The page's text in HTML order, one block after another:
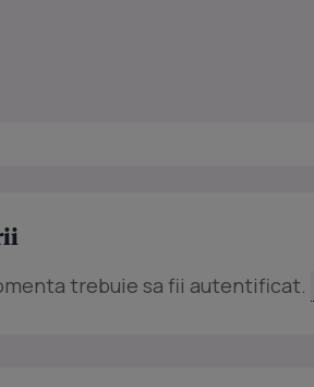
trebuie sa fii autentificat.